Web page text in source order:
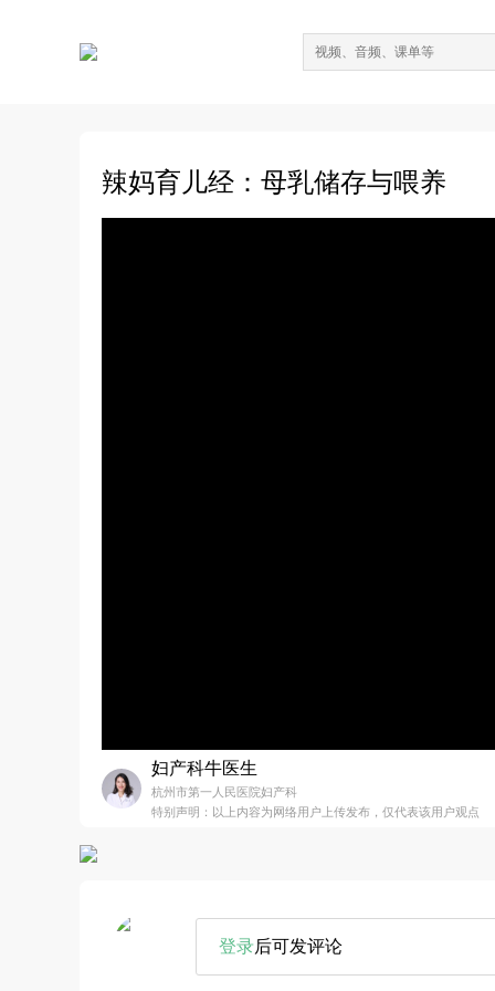
辣妈育儿经：母乳储存与喂养
妇产科牛医生
杭州市第一人民医院妇产科
特别声明：以上内容为网络用户上传发布，仅代表该用户观点
登录后可发评论